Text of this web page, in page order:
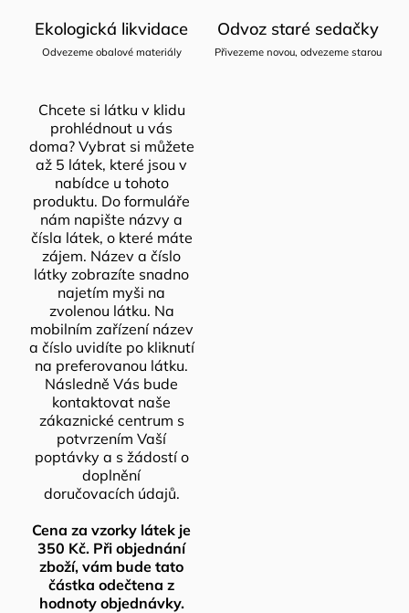
Ekologická likvidace
Odvezeme obalové materiály
Odvoz staré sedačky
Přivezeme novou, odvezeme starou
Chcete si látku v klidu
prohlédnout u vás
doma? Vybrat si můžete
až 5 látek, které jsou v
nabídce u tohoto
produktu. Do formuláře
nám napište názvy a
čísla látek, o které máte
zájem. Název a číslo
látky zobrazíte snadno
najetím myši na
zvolenou látku. Na
mobilním zařízení název
a číslo uvidíte po kliknutí
na preferovanou látku.
Následně Vás bude
kontaktovat naše
zákaznické centrum s
potvrzením Vaší
poptávky a s žádostí o
doplnění
doručovacích údajů.
Cena za vzorky látek je
350 Kč. Při objednání
zboží, vám bude tato
částka odečtena z
hodnoty objednávky.